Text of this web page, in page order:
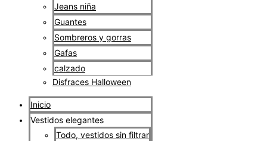
Jeans niña
Guantes
Sombreros y gorras
Gafas
calzado
Disfraces Halloween
Inicio
Vestidos elegantes
Todo, vestidos sin filtrar